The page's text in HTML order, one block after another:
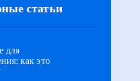
статьи
для
как это